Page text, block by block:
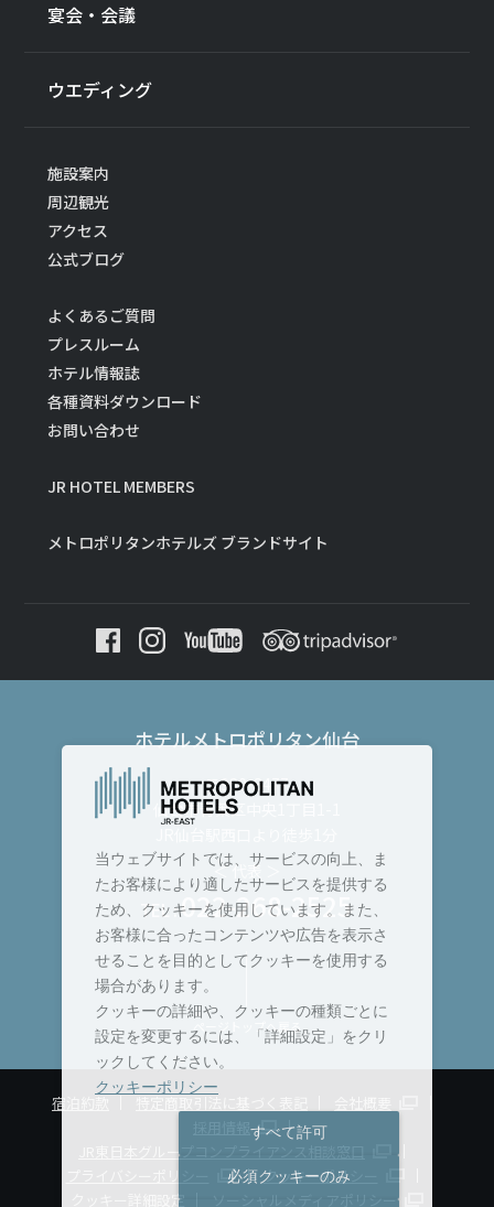
宴会・会議
ウエディング
施設案内
周辺観光
アクセス
公式ブログ
よくあるご質問
プレスルーム
ホテル情報誌
各種資料ダウンロード
お問い合わせ
JR HOTEL MEMBERS
メトロポリタンホテルズ ブランドサイト
ホテルメトロポリタン仙台
〒980-8477
仙台市青葉区中央1丁目1-1
＜ 代表 ＞
TEL :022-268-2525
ページトップへ戻る
宿泊約款
JR東日本グループコンプライアンス相談窓口
クッキーポリシー
クッキー詳細設定
ソーシャルメディアポリシー
当ウェブサイトでは、サービスの向上、ま
たお客様により適したサービスを提供する
ため、クッキーを使用しています。また、
お客様に合ったコンテンツや広告を表示さ
せることを目的としてクッキーを使用する
場合があります。
クッキーの詳細や、クッキーの種類ごとに
設定を変更するには、「詳細設定」をクリ
ックしてください。
クッキーポリシー
すべて許可
必須クッキーのみ